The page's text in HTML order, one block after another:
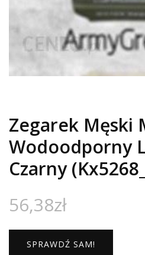
Zegarek Męski
Wodoodporny
Czarny
56,38zł
SPRAWDŹ SAM!